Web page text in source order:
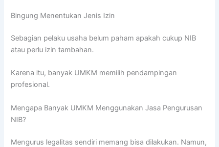
Bingung Menentukan Jenis Izin
Sebagian pelaku usaha belum paham apakah cukup NIB
atau perlu izin tambahan.
Karena itu, banyak UMKM memilih pendampingan
profesional.
Mengapa Banyak UMKM Menggunakan Jasa Pengurusan
NIB?
Mengurus legalitas sendiri memang bisa dilakukan. Namun,